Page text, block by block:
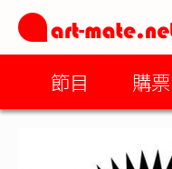
節目 購票